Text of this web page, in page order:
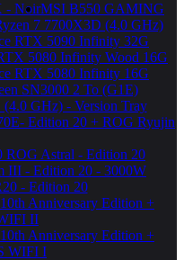
- NoirMSI B550 GAMING
7 7700X3D (4.0 GHz)
RTX 5090 Infinity 32G
5080 Infinity Wood 16G
RTX 5080 Infinity 16G
SN3000 2 To (G1E)
GHz) - Version Tray
Edition 20 + ROG Ryujin
ROG Astral - Edition 20
III - Edition 20 - 3000W
- Edition 20
Anniversary Edition +
II
Anniversary Edition +
WIFI I